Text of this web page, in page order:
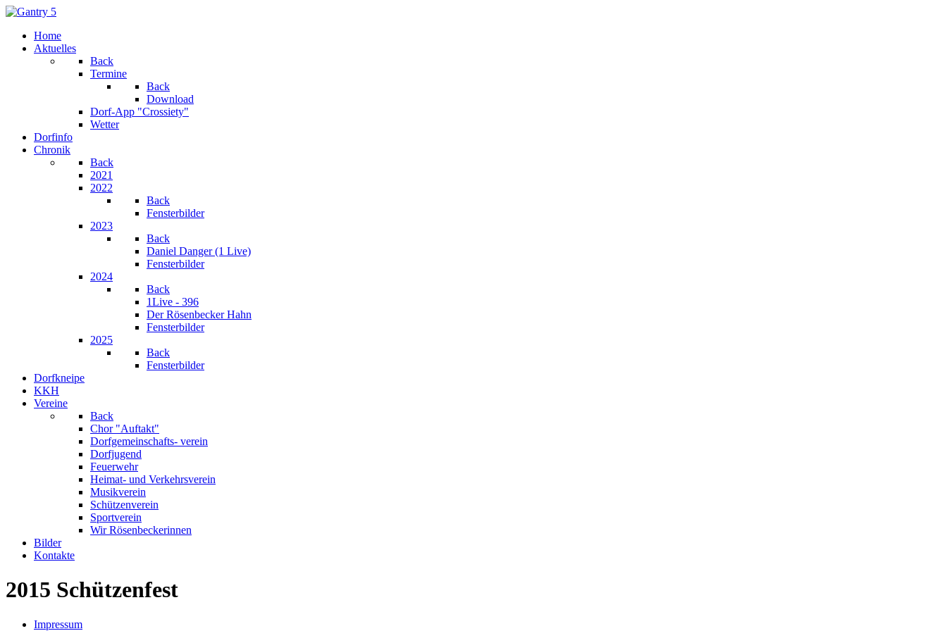
Home
Aktuelles
Back
Termine
Back
Download
Dorf-App "Crossiety"
Wetter
Dorfinfo
Chronik
Back
2021
2022
Back
Fensterbilder
2023
Back
Daniel Danger (1 Live)
Fensterbilder
2024
Back
1Live - 396
Der Rösenbecker Hahn
Fensterbilder
2025
Back
Fensterbilder
Dorfkneipe
KKH
Vereine
Back
Chor "Auftakt"
Dorfgemeinschafts- verein
Dorfjugend
Feuerwehr
Heimat- und Verkehrsverein
Musikverein
Schützenverein
Sportverein
Wir Rösenbeckerinnen
Bilder
Kontakte
2015 Schützenfest
Impressum